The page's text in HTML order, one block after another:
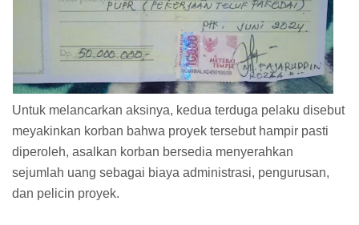
Untuk melancarkan aksinya, kedua terduga pelaku disebut
meyakinkan korban bahwa proyek tersebut hampir pasti
diperoleh, asalkan korban bersedia menyerahkan
sejumlah uang sebagai biaya administrasi, pengurusan,
dan pelicin proyek.